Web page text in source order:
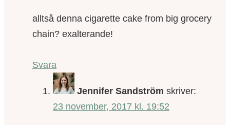
alltså denna cigarette cake from big grocery
chain? exalterande!
Svara
Jennifer Sandström skriver:
23 november, 2017 kl. 19:52